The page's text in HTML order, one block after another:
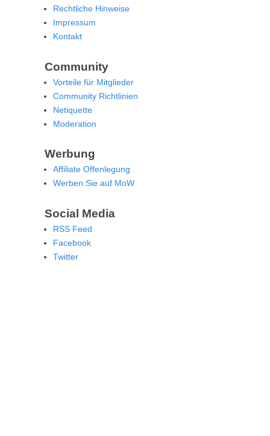
Rechtliche Hinweise
Impressum
Kontakt
Community
Vorteile für Mitglieder
Community Richtlinien
Netiquette
Moderation
Werbung
Affiliate Offenlegung
Werben Sie auf MoW
Social Media
RSS Feed
Facebook
Twitter